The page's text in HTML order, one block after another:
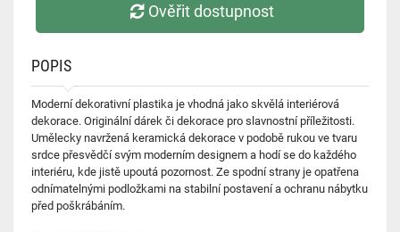
Ověřit dostupnost
POPIS
Moderní dekorativní plastika je vhodná jako skvělá interiérová
dekorace. Originální dárek či dekorace pro slavnostní příležitosti.
Umělecky navržená keramická dekorace v podobě rukou ve tvaru
srdce přesvědčí svým moderním designem a hodí se do každého
interiéru, kde jistě upoutá pozornost. Ze spodní strany je opatřena
odnímatelnými podložkami na stabilní postavení a ochranu nábytku
před poškrábáním.